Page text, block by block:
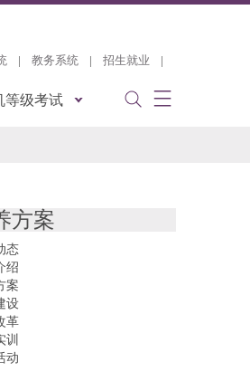
| 教务系统 | 招生就业 |
等级考试
方案
态
绍
案
设
革
训
动